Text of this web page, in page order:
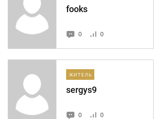
fooks
0 0
ЖИТЕЛЬ
sergys9
0 0